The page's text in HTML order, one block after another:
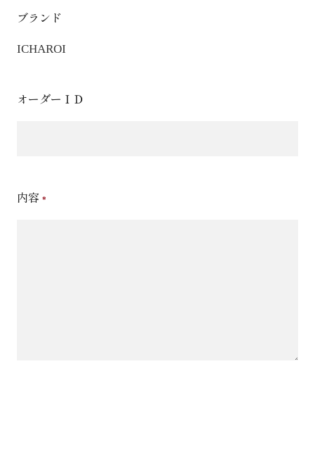
ブランド
ICHAROI
オーダーＩＤ
内容